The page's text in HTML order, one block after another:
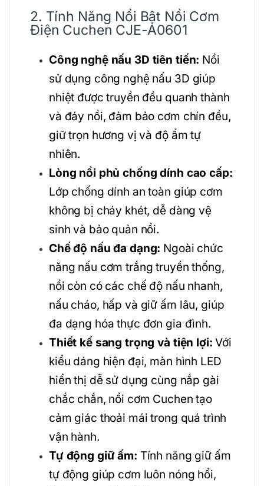
2. Tính Năng Nổi Bật Nồi Cơm
Điện Cuchen CJE-A0601
Công nghệ nấu 3D tiên tiến: Nồi
sử dụng công nghệ nấu 3D giúp
nhiệt được truyền đều quanh thành
và đáy nồi, đảm bảo cơm chín đều,
giữ trọn hương vị và độ ẩm tự
nhiên.
Lòng nồi phủ chống dính cao cấp:
Lớp chống dính an toàn giúp cơm
không bị cháy khét, dễ dàng vệ
sinh và bảo quản nồi.
Chế độ nấu đa dạng: Ngoài chức
năng nấu cơm trắng truyền thống,
nồi còn có các chế độ nấu nhanh,
nấu cháo, hấp và giữ ấm lâu, giúp
đa dạng hóa thực đơn gia đình.
Thiết kế sang trọng và tiện lợi: Với
kiểu dáng hiện đại, màn hình LED
hiển thị dễ sử dụng cùng nắp gài
chắc chắn, nồi cơm Cuchen tạo
cảm giác thoải mái trong quá trình
vận hành.
Tự động giữ ấm: Tính năng giữ ấm
tự động giúp cơm luôn nóng hổi,